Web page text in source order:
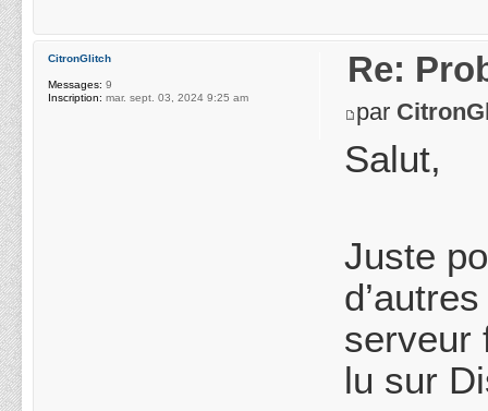
Re:
par
Salut,
Juste
serveur
lu sur
CitronGlitch
Messages: 9
Inscription: mar. sept. 03, 2024 9:25 am